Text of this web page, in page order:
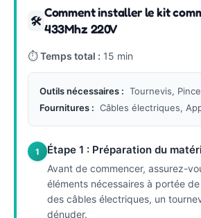
🛠
Comment installer le kit
433Mhz 220V
⏱Temps total : 15 min
Outils nécessaires : Tournevis,
Fournitures : Câbles électriques,
1 Étape 1 : Préparation du
Avant de commencer, assurez-
éléments nécessaires à portée
des câbles électriques, un
dénuder.